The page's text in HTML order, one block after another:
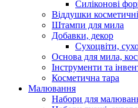
Силіконові
Віддушки косметичні
Штампи для мила
Добавки, декор
Сухоцвіти,
Основа для мила,
Інструменти та
Косметична тара
Малювання
Набори для